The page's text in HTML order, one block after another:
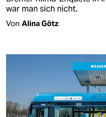
war man sich nicht.
Von Alina Götz